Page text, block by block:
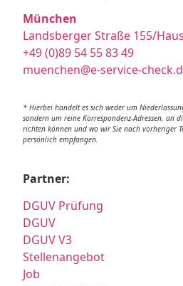
München
Landsberger Straße 155/
+49 (0)89 54 55 83 49
muenchen@e-service-
* Hierbei handelt es sich weder um
sondern um reine Korrespondenz-Adressen, an
richten können und wo wir Sie nach vorheriger
persönlich empfangen.
Partner:
DGUV Prüfung
DGUV
DGUV V3
Stellenangebot
Job